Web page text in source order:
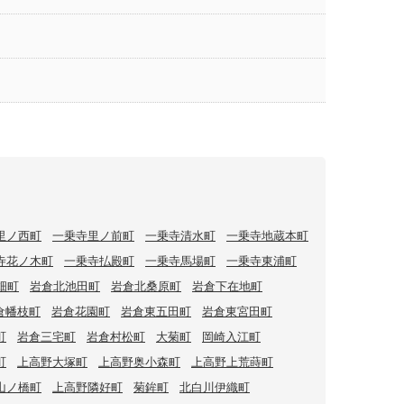
ノ西町 一乗寺里ノ前町 一乗寺清水町
一乗寺地蔵本町
花ノ木町 一乗寺払殿町 一乗寺馬場町
一乗寺東浦町
町 岩倉北池田町 岩倉北桑原町
岩倉下在地町
幡枝町 岩倉花園町 岩倉東五田町
岩倉東宮田町
岩倉三宅町 岩倉村松町 大菊町
岡崎入江町
上高野大塚町 上高野奥小森町
上高野上荒蒔町
ノ橋町 上高野隣好町 菊鉾町
北白川伊織町